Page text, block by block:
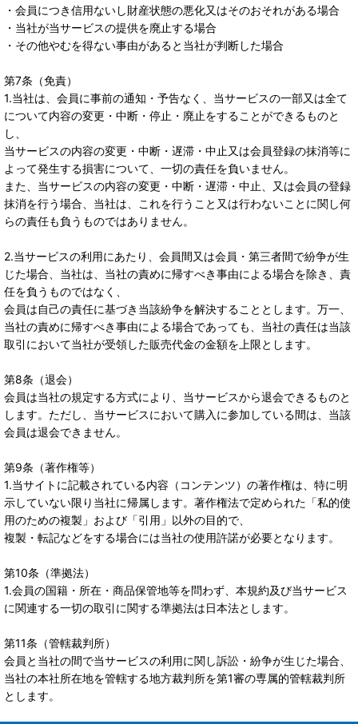
・会員につき信用ないし財産状態の悪化又はそのおそれがある場合
・当社が当サービスの提供を廃止する場合
・その他やむを得ない事由があると当社が判断した場合
第7条（免責）
1.当社は、会員に事前の通知・予告なく、当サービスの一部又は全て
について内容の変更・中断・停止・廃止をすることができるものと
し、
当サービスの内容の変更・中断・遅滞・中止又は会員登録の抹消等に
よって発生する損害について、一切の責任を負いません。
また、当サービスの内容の変更・中断・遅滞・中止、又は会員の登録
抹消を行う場合、当社は、これを行うこと又は行わないことに関し何
らの責任も負うものではありません。
2.当サービスの利用にあたり、会員間又は会員・第三者間で紛争が生
じた場合、当社は、当社の責めに帰すべき事由による場合を除き、責
任を負うものではなく、
会員は自己の責任に基づき当該紛争を解決することとします。万一、
当社の責めに帰すべき事由による場合であっても、当社の責任は当該
取引において当社が受領した販売代金の金額を上限とします。
第8条（退会）
会員は当社の規定する方式により、当サービスから退会できるものと
します。ただし、当サービスにおいて購入に参加している間は、当該
会員は退会できません。
第9条（著作権等）
1.当サイトに記載されている内容（コンテンツ）の著作権は、特に明
示していない限り当社に帰属します。著作権法で定められた「私的使
用のための複製」および「引用」以外の目的で、
複製・転記などをする場合には当社の使用許諾が必要となります。
第10条（準拠法）
1.会員の国籍・所在・商品保管地等を問わず、本規約及び当サービス
に関連する一切の取引に関する準拠法は日本法とします。
第11条（管轄裁判所）
会員と当社の間で当サービスの利用に関し訴訟・紛争が生じた場合、
当社の本社所在地を管轄する地方裁判所を第1審の専属的管轄裁判所
とします。